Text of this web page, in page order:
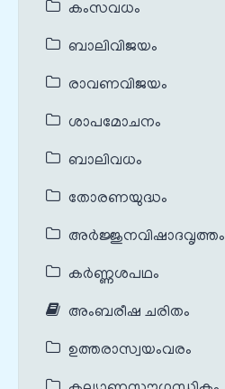
കംസവധം
ബാലിവിജയം
രാവണവിജയം
ശാപമോചനം
ബാലിവധം
തോരണയുദ്ധം
അർജ്ജുനവിഷാദവൃത്തം
കർണ്ണശപഥം
അംബരീഷ ചരിതം
ഉത്തരാസ്വയംവരം